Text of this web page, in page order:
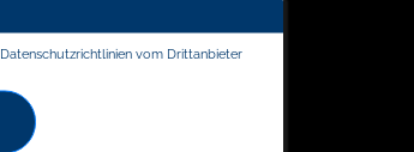
Datenschutzrichtlinien vom Drittanbieter